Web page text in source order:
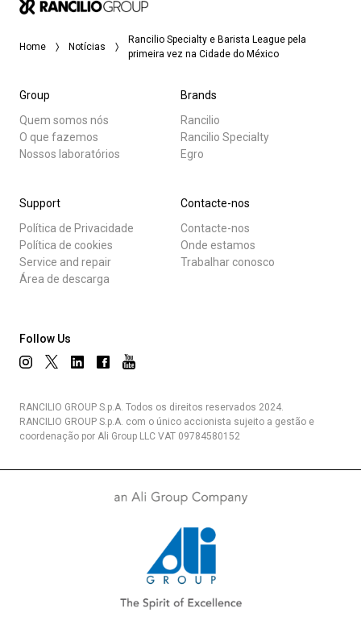
Home Notícias
Rancilio Specialty e Barista League pela
primeira vez na Cidade do México
Group
Quem somos nós
O que fazemos
Nossos laboratórios
Brands
Rancilio
Rancilio Specialty
Egro
Support
Política de Privacidade
Política de cookies
Service and repair
Área de descarga
Contacte-nos
Contacte-nos
Onde estamos
Trabalhar conosco
Follow Us
RANCILIO GROUP S.p.A. Todos os direitos reservados 2024.
RANCILIO GROUP S.p.A. com o único accionista sujeito a gestão e
coordenação por Ali Group LLC VAT 09784580152